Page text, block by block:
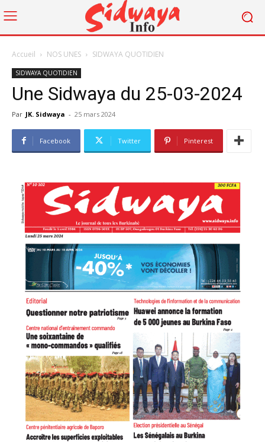
Accueil NOS UNES SIDWAYA QUOTIDIEN
SIDWAYA QUOTIDIEN
Une Sidwaya du 25-03-2024
Par JK. Sidwaya - 25 mars 2024
Facebook Twitter Pinterest